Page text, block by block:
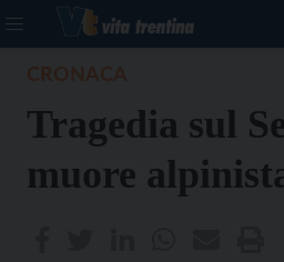
Tragedia sul
muore